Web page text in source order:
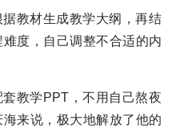
教材生成教学大纲，再结
度，自己调整不合适的内
教学PPT，不用自己熬夜
来说，极大地解放了他的